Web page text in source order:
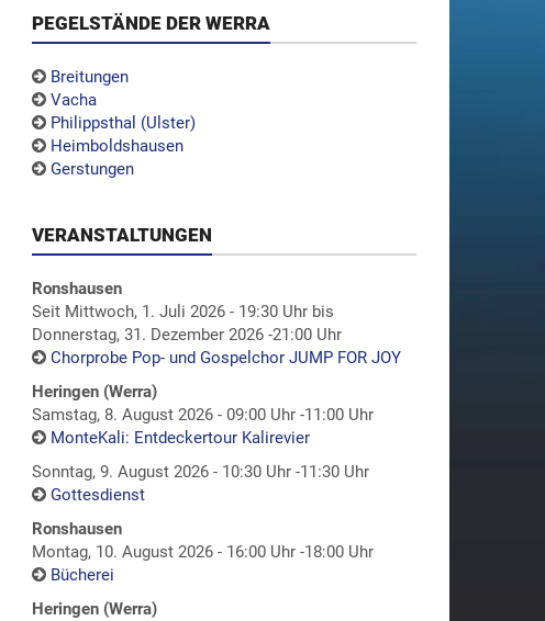
PEGELSTÄNDE DER WERRA
Breitungen
Vacha
Philippsthal (Ulster)
Heimboldshausen
Gerstungen
VERANSTALTUNGEN
Ronshausen
Seit Mittwoch, 1. Juli 2026 - 19:30 Uhr bis
Donnerstag, 31. Dezember 2026 -21:00 Uhr
Chorprobe Pop- und Gospelchor JUMP FOR JOY
Heringen (Werra)
Samstag, 8. August 2026 - 09:00 Uhr -11:00 Uhr
MonteKali: Entdeckertour Kalirevier
Sonntag, 9. August 2026 - 10:30 Uhr -11:30 Uhr
Gottesdienst
Ronshausen
Montag, 10. August 2026 - 16:00 Uhr -18:00 Uhr
Bücherei
Heringen (Werra)